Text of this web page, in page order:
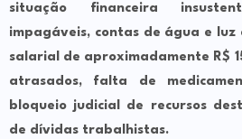
situação financeira
impagáveis, contas de água e
salarial de aproximadamente R$
atrasados, falta de
bloqueio judicial de recursos
de dívidas trabalhistas.